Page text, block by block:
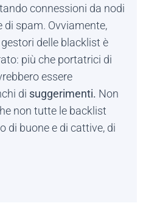
connessioni da nodi
spam. Ovviamente,
delle blacklist è
più che portatrici di
essere
di suggerimenti. Non
non tutte le backlist
di buone e di cattive, di